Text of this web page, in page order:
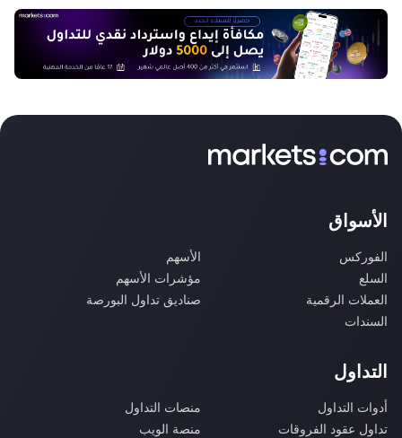
الأسواق
الفوركس
الأسهم
السلع
مؤشرات الأسهم
العملات الرقمية
صناديق تداول البورصة
السندات
التداول
أدوات التداول
منصات التداول
تداول عقود الفروقات
منصة الويب